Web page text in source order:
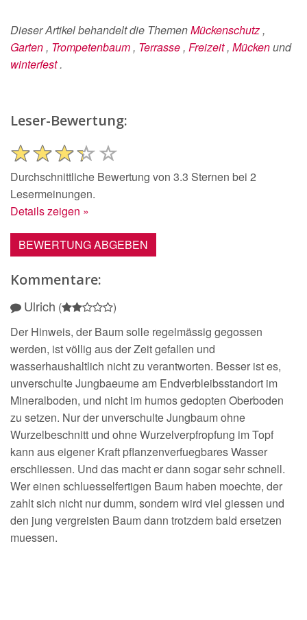
Dieser Artikel behandelt die ThemenMückenschutz ,
Garten , Trompetenbaum , Terrasse , Freizeit, Mückenund
winterfest.
Leser-Bewertung:
Durchschnittliche Bewertung von 3.3 Sternen bei 2
Lesermeinungen.
Details zeigen »
BEWERTUNG ABGEBEN
Kommentare:
Ulrich (
)
Der Hinweis, der Baum solle regelmässig gegossen
werden, ist völlig aus der Zeit gefallen und
wasserhaushaltlich nicht zu verantworten. Besser ist es,
unverschulte Jungbaeume am Endverbleibsstandort im
Mineralboden, und nicht im humos gedopten Oberboden
zu setzen. Nur der unverschulte Jungbaum ohne
Wurzelbeschnitt und ohne Wurzelverpfropfung im Topf
kann aus eigener Kraft pflanzenverfuegbares Wasser
erschliessen. Und das macht er dann sogar sehr schnell.
Wer einen schluesselfertigen Baum haben moechte, der
zahlt sich nicht nur dumm, sondern wird viel giessen und
den jung vergreisten Baum dann trotzdem bald ersetzen
muessen.